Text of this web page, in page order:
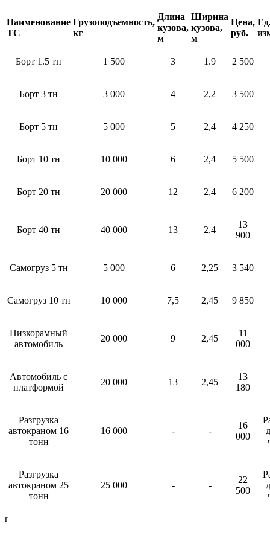
Наименование
ТС
Грузоподъемность,
кг
Длина
кузова,
м
Ширина
кузова,
м
Цена,
руб.
Борт 1.5 тн 1 500 3 1.9 2 500
Борт 3 тн 3 000 4 2,2 3 500
Борт 5 тн 5 000 5 2,4 4 250
Борт 10 тн 10 000 6 2,4 5 500
Борт 20 тн 20 000 12 2,4 6 200
Борт 40 тн 40 000 13 2,4
13
900
Самогруз 5 тн 5 000 6 2,25 3 540
Самогруз 10 тн 10 000 7,5 2,45 9 850
Низкорамный
автомобиль
20 000 9 2,45
11
000
Автомобиль с
платформой
20 000 13 2,45
13
180
Разгрузка
автокраном 16
тонн
16 000 - -
16
000
Разгрузка
автокраном 25
тонн
25 000 - -
22
500
r